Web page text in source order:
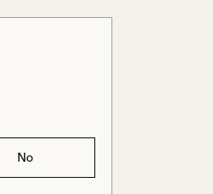
No